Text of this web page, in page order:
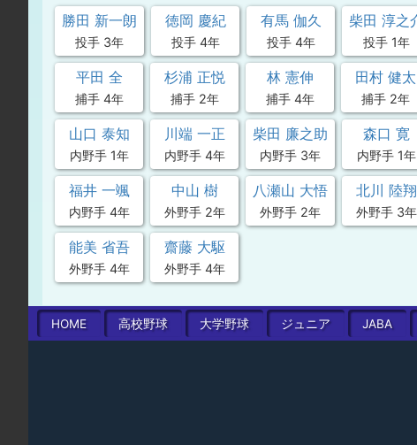
勝田 新一朗
投手 3年
徳岡 慶紀
投手 4年
有馬 伽久
投手 4年
柴田 淳之
投手 1年
平田 全
捕手 4年
杉浦 正悦
捕手 2年
林 憲伸
捕手 4年
田村 健太
捕手 2年
山口 泰知
内野手 1年
川端 一正
内野手 4年
柴田 廉之助
内野手 3年
森口 寛
内野手 1年
福井 一颯
内野手 4年
中山 樹
外野手 2年
八瀬山 大悟
外野手 2年
北川 陸翔
外野手 3年
能美 省吾
外野手 4年
齋藤 大駆
外野手 4年
HOME 高校野球 大学野球 ジュニア JABA